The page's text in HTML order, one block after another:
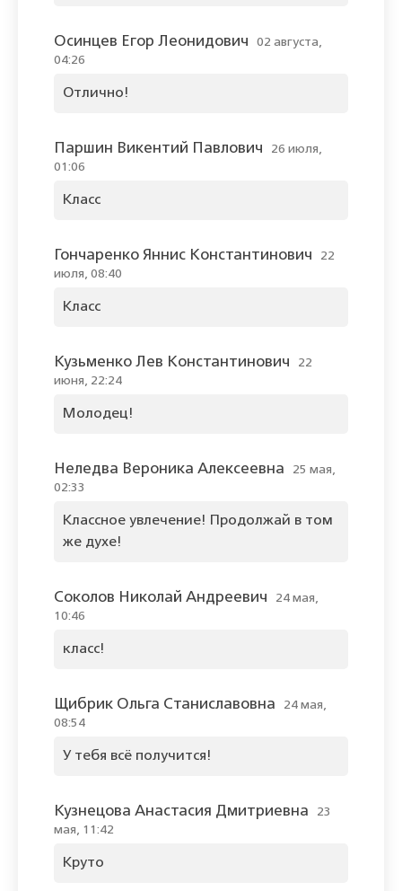
Осинцев Егор Леонидович
02 августа,
04:26
Отлично!
Паршин Викентий Павлович
26 июля,
01:06
Класс
Гончаренко Яннис Константинович
22
июля, 08:40
Класс
Кузьменко Лев Константинович
22
июня, 22:24
Молодец!
Неледва Вероника Алексеевна
25 мая,
02:33
Классное увлечение! Продолжай в том
же духе!
Соколов Николай Андреевич
24 мая,
10:46
класс!
Щибрик Ольга Станиславовна
24 мая,
08:54
У тебя всё получится!
Кузнецова Анастасия Дмитриевна
23
мая, 11:42
Круто